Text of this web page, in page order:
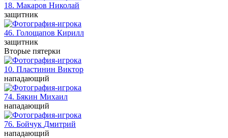
18. Макаров Николай
защитник
46. Голощапов Кирилл
защитник
Вторые пятерки
10. Пластинин Виктор
нападающий
74. Бякин Михаил
нападающий
76. Бойчук Дмитрий
нападающий